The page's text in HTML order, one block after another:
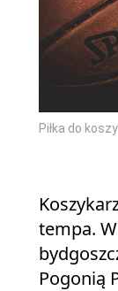
Piłka do
tempa.
Pogonią